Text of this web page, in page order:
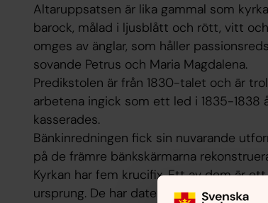
Altaruppsatsen är lika gammal som
barock, målad i ljusblått och rött, vitt
omges av änglar, som håller
sovande Petrus och Maria Magdalena.
Predikstolen är från 1830-talet och är
arbetena ingick som ett led i 1835-1838
kasserades.
Bänkinredningen fick sin nuvarande
på de främre bänkskärmarna
Kyrkan har fem krucifix. Ett av dem är
ursprung. De har daterats till ca 1500